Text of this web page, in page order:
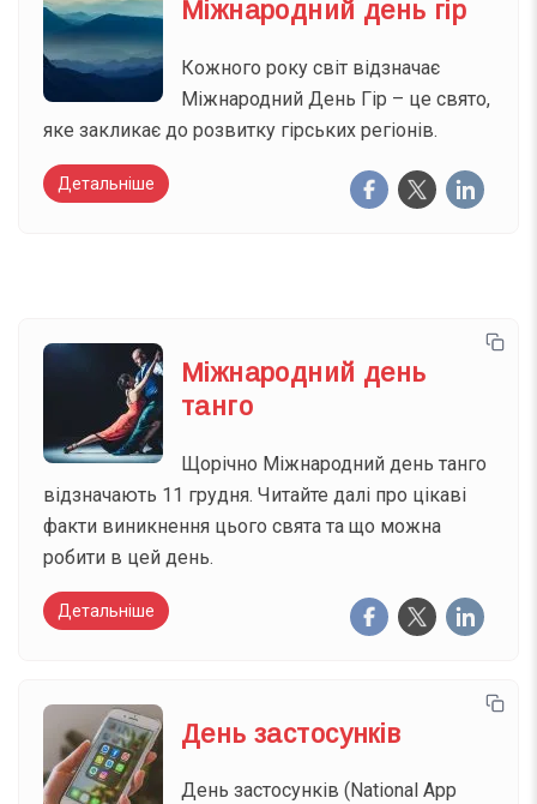
Міжнародний день гір
Кожного року світ відзначає
Міжнародний День Гір – це свято,
яке закликає до розвитку гірських регіонів.
Детальніше
Міжнародний день
танго
Щорічно Міжнародний день танго
відзначають 11 грудня. Читайте далі про цікаві
факти виникнення цього свята та що можна
робити в цей день.
Детальніше
День застосунків
День застосунків (National App